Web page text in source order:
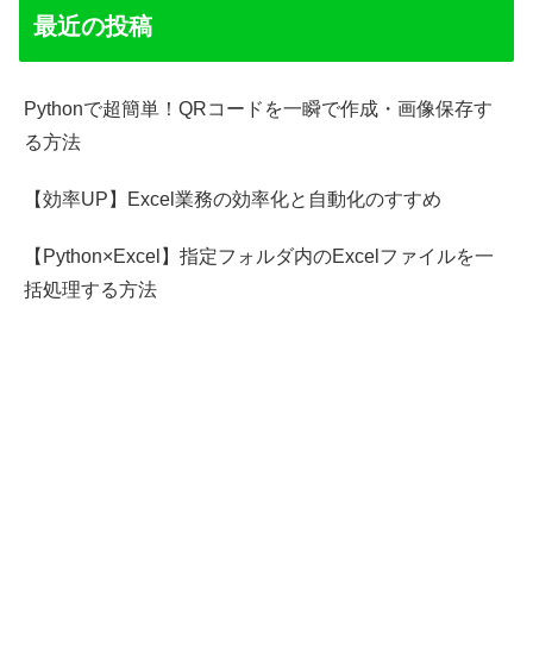
最近の投稿
Pythonで超簡単！QRコードを一瞬で作成・画像保存す
る方法
【効率UP】Excel業務の効率化と自動化のすすめ
【Python×Excel】指定フォルダ内のExcelファイルを一
括処理する方法